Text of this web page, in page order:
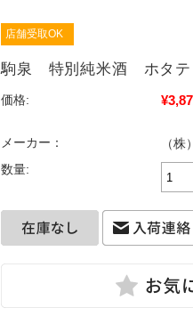
店舗受取OK
駒泉 特別純米酒 ホタ
価格:
メーカー：
（
数量: